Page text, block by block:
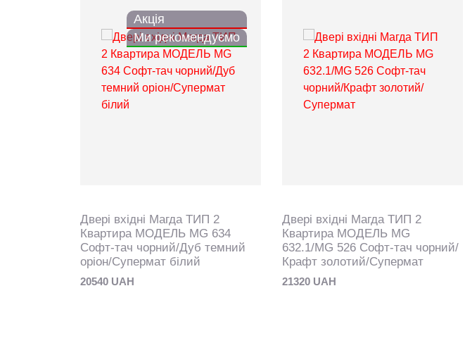
Акція
Ми рекомендуємо
Двері вхідні Магда ТИП 2
Квартира МОДЕЛЬ MG 634
Софт-тач чорний/Дуб темний
оріон/Супермат білий
20540 UAH
Двері вхідні Магда ТИП 2
Квартира МОДЕЛЬ MG
632.1/MG 526 Софт-тач чорний/
Крафт золотий/Супермат
21320 UAH